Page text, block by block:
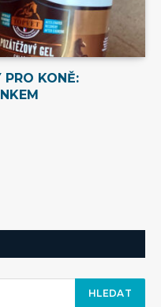
PRO KONĚ: